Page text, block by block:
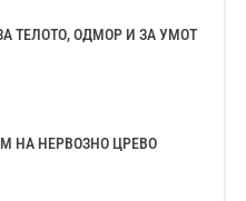
ТЕЛОТО, ОДМОР И ЗА УМОТ
НА НЕРВОЗНО ЦРЕВО